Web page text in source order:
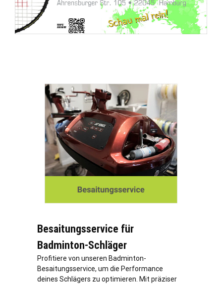
Besaitungsservice für
Badminton-Schläger
Profitiere von unseren Badminton-
Besaitungsservice, um die Performance
deines Schlägers zu optimieren. Mit präziser